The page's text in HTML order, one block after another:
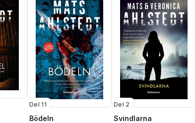
Del 11
Bödeln
Del 2
Svindlarna